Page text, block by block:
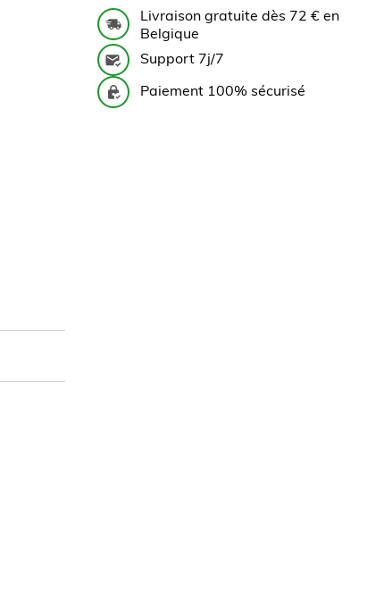
Livraison gratuite dès 72 € en
Belgique
Support 7j/7
Paiement 100% sécurisé